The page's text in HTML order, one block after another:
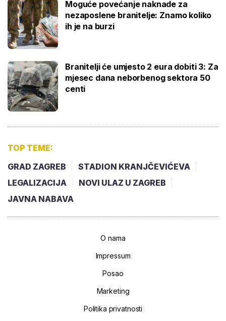
Moguće povećanje naknade za
nezaposlene branitelje: Znamo koliko
ih je na burzi
Branitelji će umjesto 2 eura dobiti 3: Za
mjesec dana neborbenog sektora 50
centi
TOP TEME:
GRAD ZAGREB
STADION KRANJČEVIĆEVA
LEGALIZACIJA
NOVI ULAZ U ZAGREB
JAVNA NABAVA
O nama
Impressum
Posao
Marketing
Politika privatnosti